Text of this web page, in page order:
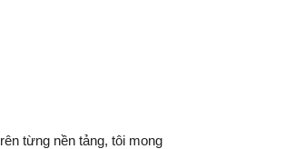
từng nền tảng, tôi mong